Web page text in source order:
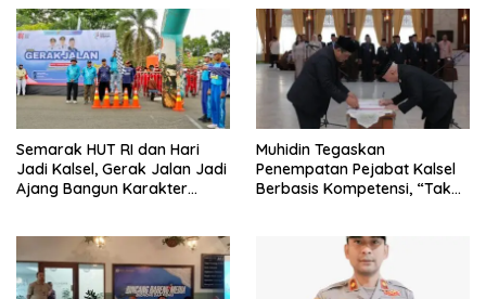
Semarak HUT RI dan Hari
Jadi Kalsel, Gerak Jalan Jadi
Ajang Bangun Karakter
Muhidin Tegaskan
Penempatan Pejabat Kalsel
Berbasis Kompetensi, “Tak